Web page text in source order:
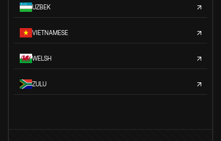
UZBEK
VIETNAMESE
WELSH
ZULU